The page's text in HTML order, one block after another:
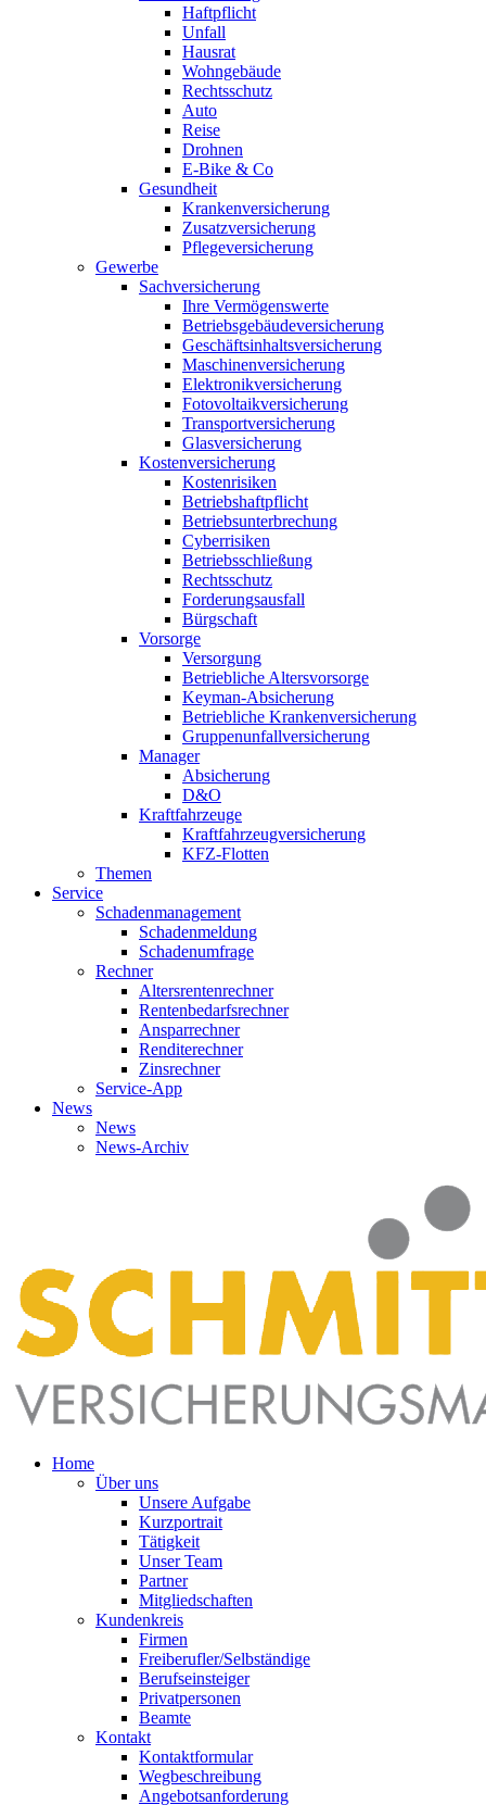
Haftpflicht
Unfall
Hausrat
Wohngebäude
Rechtsschutz
Auto
Reise
Drohnen
E-Bike & Co
Gesundheit
Krankenversicherung
Zusatzversicherung
Pflegeversicherung
Gewerbe
Sachversicherung
Ihre Vermögenswerte
Betriebsgebäudeversicherung
Geschäftsinhaltsversicherung
Maschinenversicherung
Elektronikversicherung
Fotovoltaikversicherung
Transportversicherung
Glasversicherung
Kostenversicherung
Kostenrisiken
Betriebshaftpflicht
Betriebsunterbrechung
Cyberrisiken
Betriebsschließung
Rechtsschutz
Forderungsausfall
Bürgschaft
Vorsorge
Versorgung
Betriebliche Altersvorsorge
Keyman-Absicherung
Betriebliche Krankenversicherung
Gruppenunfallversicherung
Manager
Absicherung
D&O
Kraftfahrzeuge
Kraftfahrzeugversicherung
KFZ-Flotten
Themen
Service
Schadenmanagement
Schadenmeldung
Schadenumfrage
Rechner
Altersrentenrechner
Rentenbedarfsrechner
Ansparrechner
Renditerechner
Zinsrechner
Service-App
News
News
News-Archiv
Home
Über uns
Unsere Aufgabe
Kurzportrait
Tätigkeit
Unser Team
Partner
Mitgliedschaften
Kundenkreis
Firmen
Freiberufler/Selbständige
Berufseinsteiger
Privatpersonen
Beamte
Kontakt
Kontaktformular
Wegbeschreibung
Angebotsanforderung